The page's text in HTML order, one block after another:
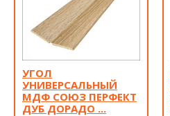
УГОЛ
УНИВЕРСАЛЬНЫЙ
МДФ СОЮЗ ПЕРФЕКТ
ДУБ ДОРАДО ...